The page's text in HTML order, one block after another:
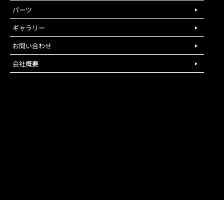
パーツ
ギャラリー
お問い合わせ
会社概要